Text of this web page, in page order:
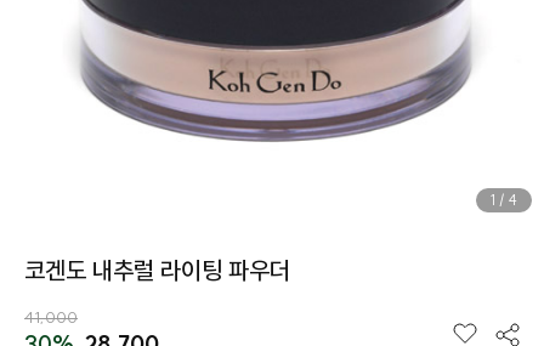
1 / 4
코겐도 내추럴 라이팅 파우더
41,000